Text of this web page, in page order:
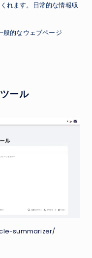
れます。日常的な情報収
般的なウェブページ
ール
summarizer/